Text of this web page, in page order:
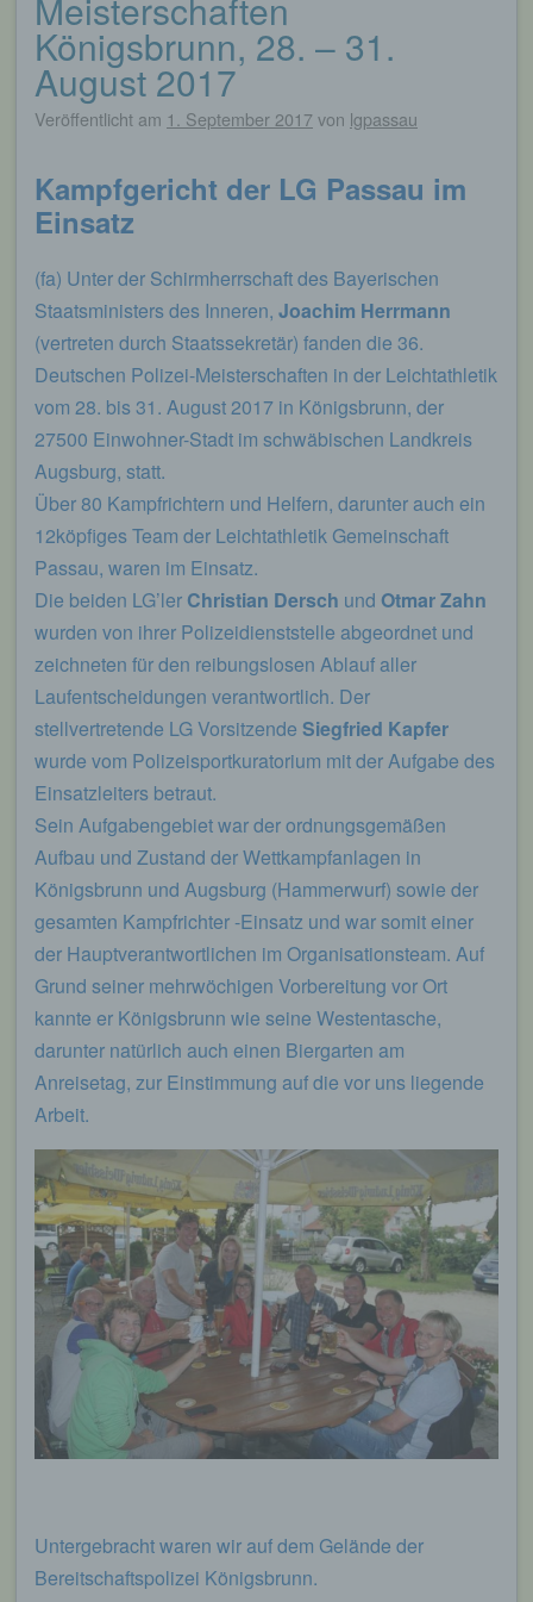
Königsbrunn, 28. – 31.
August 2017
Veröffentlicht am 1. September 2017 von lgpassau
Kampfgericht der LG Passau im
Einsatz
(fa) Unter der Schirmherrschaft des Bayerischen
Staatsministers des Inneren, Joachim Herrmann
(vertreten durch Staatssekretär) fanden die 36.
Deutschen Polizei-Meisterschaften in der Leichtathletik
vom 28. bis 31. August 2017 in Königsbrunn, der
27500 Einwohner-Stadt im schwäbischen Landkreis
Augsburg, statt.
Über 80 Kampfrichtern und Helfern, darunter auch ein
12köpfiges Team der Leichtathletik Gemeinschaft
Passau, waren im Einsatz.
Die beiden LG’ler Christian Dersch und Otmar Zahn
wurden von ihrer Polizeidienststelle abgeordnet und
zeichneten für den reibungslosen Ablauf aller
Laufentscheidungen verantwortlich. Der
stellvertretende LG Vorsitzende Siegfried Kapfer
wurde vom Polizeisportkuratorium mit der Aufgabe des
Einsatzleiters betraut.
Sein Aufgabengebiet war der ordnungsgemäßen
Aufbau und Zustand der Wettkampfanlagen in
Königsbrunn und Augsburg (Hammerwurf) sowie der
gesamten Kampfrichter -Einsatz und war somit einer
der Hauptverantwortlichen im Organisationsteam. Auf
Grund seiner mehrwöchigen Vorbereitung vor Ort
kannte er Königsbrunn wie seine Westentasche,
darunter natürlich auch einen Biergarten am
Anreisetag, zur Einstimmung auf die vor uns liegende
Arbeit.
Untergebracht waren wir auf dem Gelände der
Bereitschaftspolizei Königsbrunn.